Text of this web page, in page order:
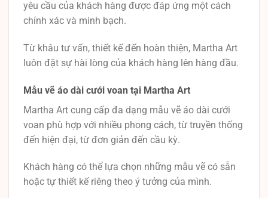
yêu cầu của khách hàng được đáp ứng một cách
chính xác và minh bạch.
Từ khâu tư vấn, thiết kế đến hoàn thiện, Martha Art
luôn đặt sự hài lòng của khách hàng lên hàng đầu.
Mẫu vẽ áo dài cưới voan tại Martha Art
Martha Art cung cấp đa dạng mẫu vẽ áo dài cưới
voan phù hợp với nhiều phong cách, từ truyền thống
đến hiện đại, từ đơn giản đến cầu kỳ.
Khách hàng có thể lựa chọn những mẫu vẽ có sẵn
hoặc tự thiết kế riêng theo ý tưởng của mình.